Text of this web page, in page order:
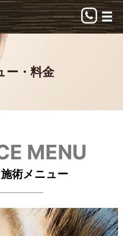
メ
ー・料金
MENU
術メニュー